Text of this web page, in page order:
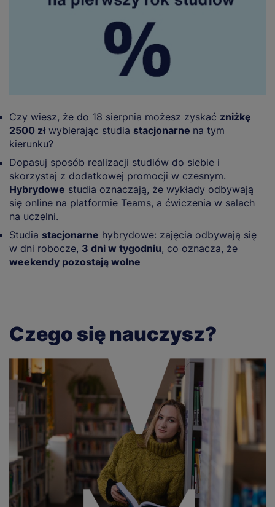
Czy wiesz, że do 18 sierpnia możesz zyskać zniżkę
2500 złwybierając studia stacjonarne na tym
kierunku?
Dopasuj sposób realizacji studiów do siebie i
skorzystaj z dodatkowej promocji w czesnym.
Hybrydowe studia oznaczają, że wykłady odbywają
się online na platformie Teams, a ćwiczenia w salach
na uczelni.
Studia stacjonarne hybrydowe: zajęcia odbywają się
w dni robocze, 3 dni w tygodniu, co oznacza, że
weekendy pozostają wolne
Czego się nauczysz?